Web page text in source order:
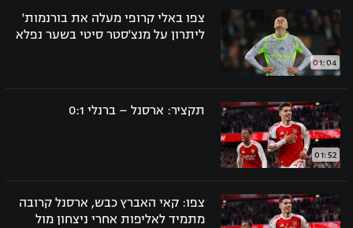
01:04
צפו באלי קרופי מעלה את בורנמות'
ליתרון על מנצ'סטר סיטי בשער נפלא
01:52
תקציר: ארסנל – ברנלי 0:1
צפו: קאי האברץ כבש, ארסנל קרובה
מתמיד לאליפות אחרי ניצחון מול